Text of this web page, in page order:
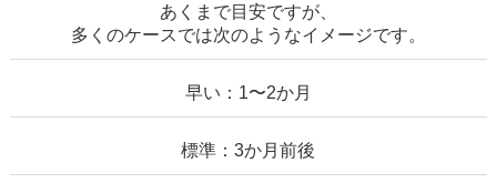
あくまで目安ですが、
多くのケースでは次のようなイメージです。
早い：1〜2か月
標準：3か月前後